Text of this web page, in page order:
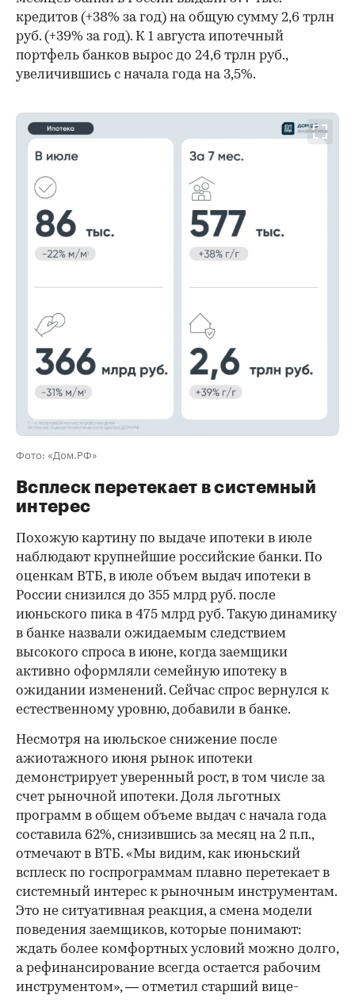
кредитов (+38% за год) на общую сумму 2,6 трлн
руб. (+39% за год). К 1 августа ипотечный
портфель банков вырос до 24,6 трлн руб.,
увеличившись с начала года на 3,5%.
Фото: «Дом.РФ»
Всплеск перетекает в системный
интерес
Похожую картину по выдаче ипотеки в июле
наблюдают крупнейшие российские банки. По
оценкам ВТБ, в июле объем выдач ипотеки в
России снизился до 355 млрд руб. после
июньского пика в 475 млрд руб. Такую динамику
в банке назвали ожидаемым следствием
высокого спроса в июне, когда заемщики
активно оформляли семейную ипотеку в
ожидании изменений. Сейчас спрос вернулся к
естественному уровню, добавили в банке.
Несмотря на июльское снижение после
ажиотажного июня рынок ипотеки
демонстрирует уверенный рост, в том числе за
счет рыночной ипотеки. Доля льготных
программ в общем объеме выдач с начала года
составила 62%, снизившись за месяц на 2 п.п.,
отмечают в ВТБ. «Мы видим, как июньский
всплеск по госпрограммам плавно перетекает в
системный интерес к рыночным инструментам.
Это не ситуативная реакция, а смена модели
поведения заемщиков, которые понимают:
ждать более комфортных условий можно долго,
а рефинансирование всегда остается рабочим
инструментом», — отметил старший вице-